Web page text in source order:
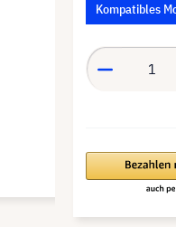
Kompatibles